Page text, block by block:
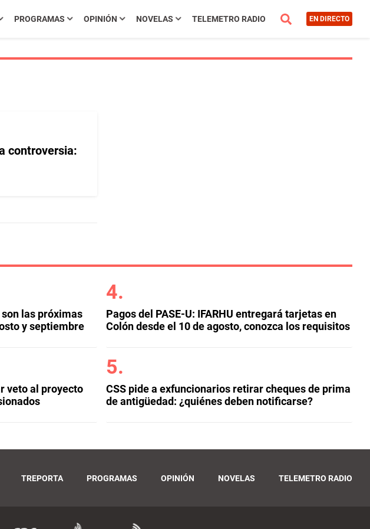
PROGRAMAS OPINIÓN NOVELAS TELEMETRO RADIO EN DIRECTO
controversia:
las próximas
y septiembre
veto al proyecto
Pagos del PASE-U: IFARHU entregará tarjetas en
Colón desde el 10 de agosto, conozca los requisitos
CSS pide a exfuncionarios retirar cheques de prima
de antigüedad: ¿quiénes deben notificarse?
TREPORTA PROGRAMAS OPINIÓN NOVELAS TELEMETRO RADIO